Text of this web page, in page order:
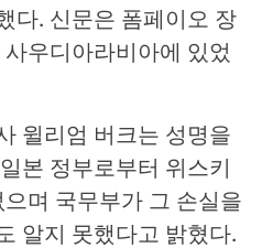
다. 신문은 폼페이오 장
우디아라비아에 있었
윌리엄 버크는 성명을
본 정부로부터 위스키
며 국무부가 그 손실을
알지 못했다고 밝혔다.